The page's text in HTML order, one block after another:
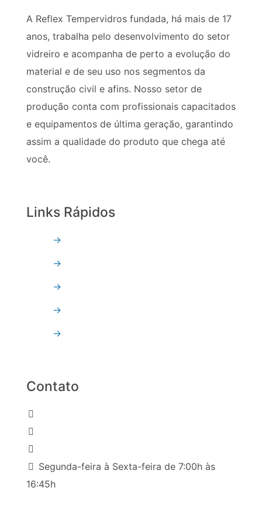
A Reflex Tempervidros fundada, há mais de 17
anos, trabalha pelo desenvolvimento do setor
vidreiro e acompanha de perto a evolução do
material e de seu uso nos segmentos da
construção civil e afins. Nosso setor de
produção conta com profissionais capacitados
e equipamentos de última geração, garantindo
assim a qualidade do produto que chega até
você.
Links Rápidos
→
→
→
→
→
Contato
Segunda-feira à Sexta-feira de 7:00h às
16:45h